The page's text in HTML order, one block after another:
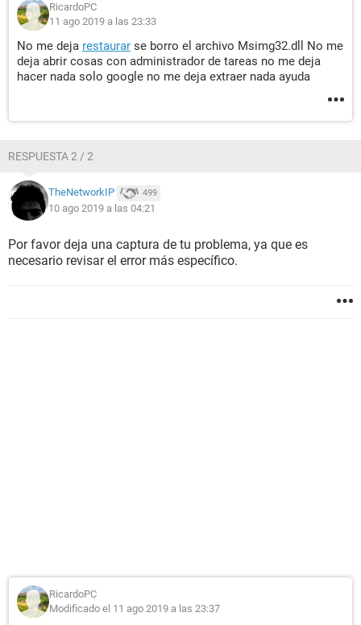
RicardoPC
11 ago 2019 a las 23:33
No me deja restaurar se borro el archivo Msimg32.dll No me
deja abrir cosas con administrador de tareas no me deja
hacer nada solo google no me deja extraer nada ayuda
RESPUESTA 2 / 2
TheNetworkIP 499
10 ago 2019 a las 04:21
Por favor deja una captura de tu problema, ya que es
necesario revisar el error más específico.
RicardoPC
Modificado el 11 ago 2019 a las 23:37